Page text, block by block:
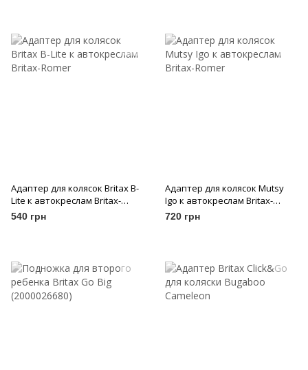
Адаптер для колясок Britax B-
Lite к автокреслам Britax-
Romer
540 грн
Адаптер для колясок Mutsy
Igo к автокреслам Britax-
Romer
720 грн